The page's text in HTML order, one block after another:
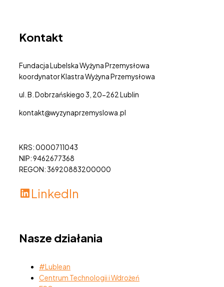
Kontakt
Fundacja Lubelska Wyżyna Przemysłowa
koordynator Klastra Wyżyna Przemysłowa
ul. B. Dobrzańskiego 3, 20-262 Lublin
kontakt@wyzynaprzemyslowa.pl
KRS: 0000711043
NIP: 9462677368
REGON: 36920883200000
LinkedIn
Nasze działania
#Lublean
Centrum Technologii i Wdrożeń